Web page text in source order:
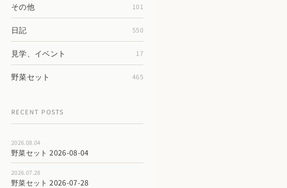
その他 101
日記 550
見学、イベント 17
野菜セット 465
RECENT POSTS
2026.08.04
野菜セット 2026-08-04
2026.07.28
野菜セット 2026-07-28